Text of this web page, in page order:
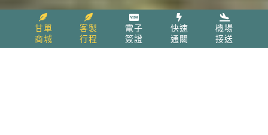
甘單
商城
客製
行程
電子
簽證
快速
通關
機場
接送